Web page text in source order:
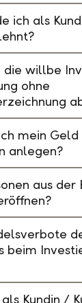
ich als
die willbe
ohne
mein Geld
anlegen?
aus der
beim
Kundin /